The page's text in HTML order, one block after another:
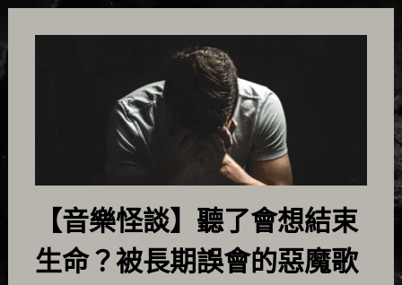
【音樂怪談】聽了會想結束
生命？被長期誤會的惡魔歌